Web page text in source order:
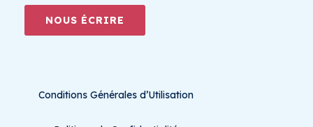
NOUS ÉCRIRE
Conditions Générales d’Utilisation